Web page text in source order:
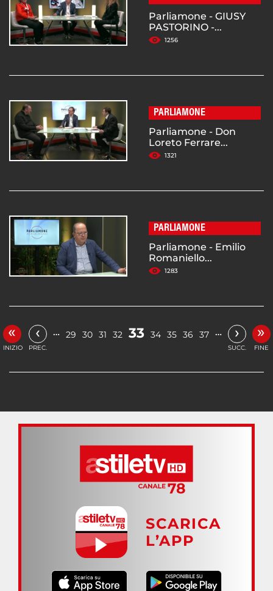
Parliamone - GIUSY
PASTORINO -...
1256
PARLIAMONE
Parliamone - Don
Loreto Ferrare...
1321
PARLIAMONE
Parliamone - Emilio
Romaniello...
1283
«
INIZIO
‹
PREC.
… 29 30 31 32 33 34 35 36 37 … ›
SUCC.
»
FINE
SCARICA
L’APP